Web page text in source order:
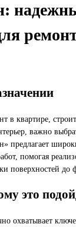
в квартире,
важно
предлагает
помогая
поверхностей до
это
охватывает